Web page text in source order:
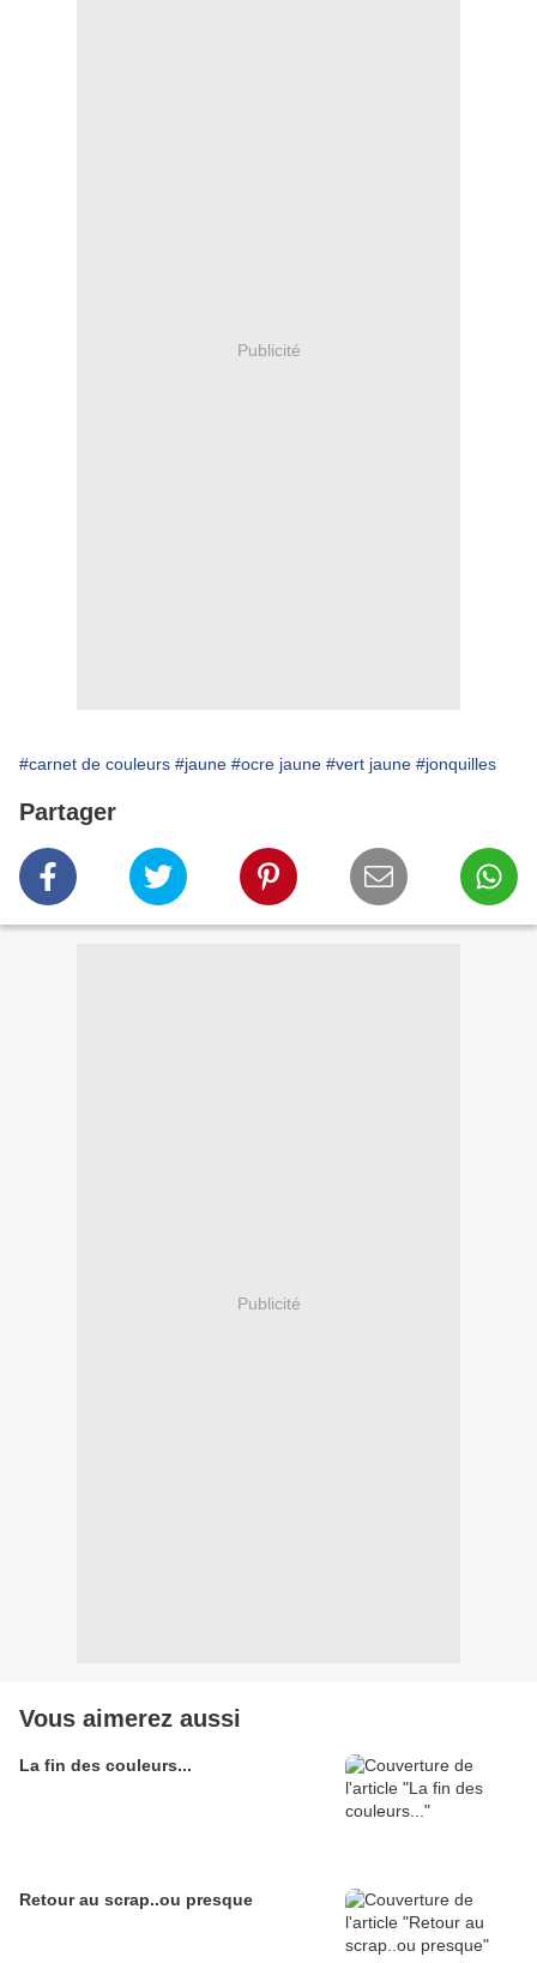
Publicité
#carnet de couleurs #jaune #ocre jaune #vert jaune #jonquilles
Partager
Publicité
Vous aimerez aussi
La fin des couleurs...
Retour au scrap..ou presque